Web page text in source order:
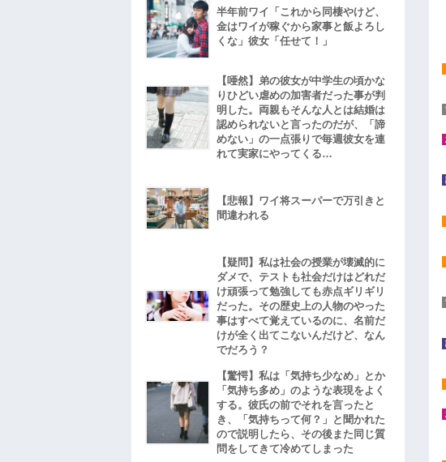
半年前ワイ「これから同棲やけど、
金はワイが稼ぐから家事と飯よろし
くな」彼女「任せて！」
【唖然】弟の彼女が中学生の頃かな
りひどい虐めの加害者だった事が判
明した。両親もそんな人とは結婚は
認められないと言ったのだが、「諦
めない」の一点張りで毎週彼女を連
れて実家にやってくる…
【悲報】ワイ将スーパーで万引きと
間違われる
【疑問】私は社会の授業が壊滅的に
ダメで、テストも社会だけはどれだ
け頑張って勉強しても赤点ギリギリ
だった。その歴史上の人物のやった
事はすべて覚えているのに、名前だ
けが全く出てこないんだけど、なん
でだろう？
【驚愕】私は「気持ち少なめ」とか
「気持ち多め」のような表現をよく
する。彼氏の前でそれを言ったと
き、「気持ちって何？」と聞かれた
ので説明したら、その後また同じ質
問をしてきて冷めてしまった